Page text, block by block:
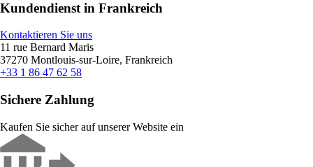
Kundendienst in Frankreich
Kontaktieren Sie uns
11 rue Bernard Maris
37270 Montlouis-sur-Loire, Frankreich
+33 1 86 47 62 58
Sichere Zahlung
Kaufen Sie sicher auf unserer Website ein